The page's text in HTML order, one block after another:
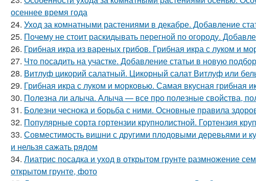
осеннее время года
24. Уход за комнатными растениями в декабре. Добавление
25. Почему не стоит раскидывать перегной по огороду.
26. Грибная икра из вареных грибов. Грибная икра с луком и
27. Что посадить на участке. Добавление статьи в новую
28. Витлуф цикорий салатный. Цикорный салат Витлуф или
29. Грибная икра с луком и морковью. Самая вкусная грибная
30. Полезна ли алыча. Алыча — все про полезные свойства,
31. Болезни чеснока и борьба с ними. Основные правила
32. Популярные сорта гортензии крупнолистной. Гортензия
33. Совместимость вишни с другими плодовыми деревьями и
и нельзя сажать рядом
34. Лиатрис посадка и уход в открытом грунте размножение
открытом грунте, фото